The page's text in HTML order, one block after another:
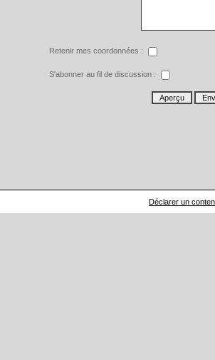
Retenir mes coordonnées :
S'abonner au fil de discussion :
Déclarer un